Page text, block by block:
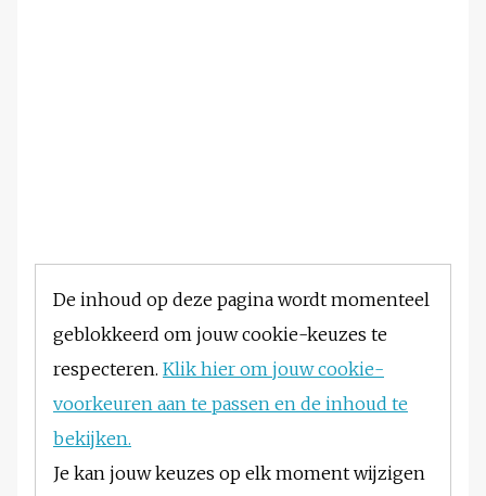
De inhoud op deze pagina wordt momenteel
geblokkeerd om jouw cookie-keuzes te
respecteren. Klik hier om jouw cookie-
voorkeuren aan te passen en de inhoud te
bekijken.
Je kan jouw keuzes op elk moment wijzigen